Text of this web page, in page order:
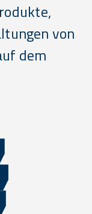
von
dem